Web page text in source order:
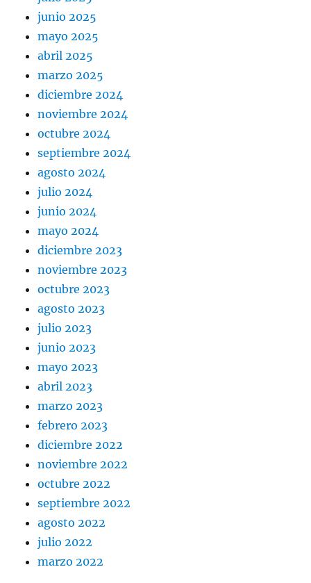
junio 2025
mayo 2025
abril 2025
marzo 2025
diciembre 2024
noviembre 2024
octubre 2024
septiembre 2024
agosto 2024
julio 2024
junio 2024
mayo 2024
diciembre 2023
noviembre 2023
octubre 2023
agosto 2023
julio 2023
junio 2023
mayo 2023
abril 2023
marzo 2023
febrero 2023
diciembre 2022
noviembre 2022
octubre 2022
septiembre 2022
agosto 2022
julio 2022
marzo 2022